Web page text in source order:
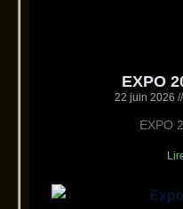
EXPO
22 juin 2026
EXPO